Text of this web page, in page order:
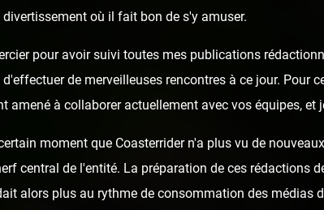
où il fait bon de s'y amuser.
pour avoir suivi toutes mes publications
de merveilleuses rencontres à ce jour. Pour
amené à collaborer actuellement avec vos équipes, et
moment que Coasterrider n'a plus vu de
central de l'entité. La préparation de ces rédactions
alors plus au rythme de consommation des médias